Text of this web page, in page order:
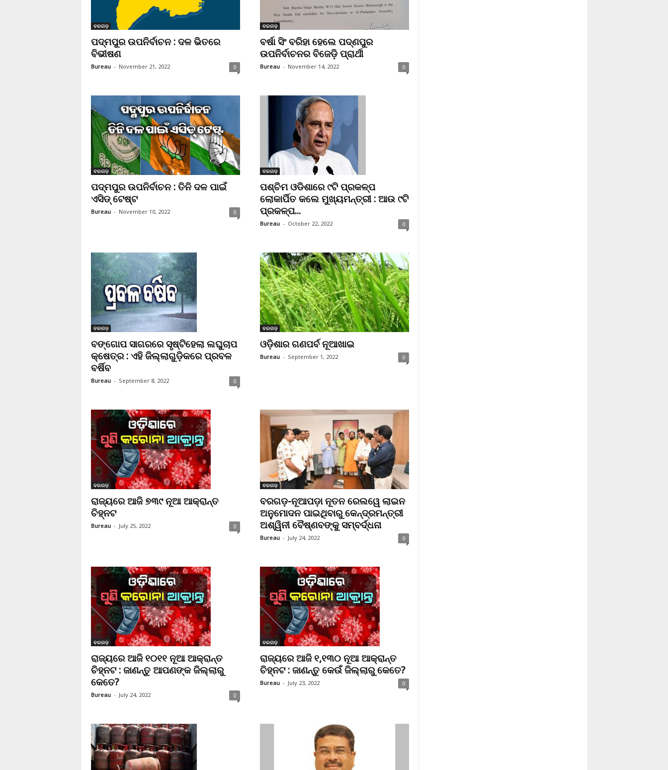
ବରଗଡ଼
ପଦ୍ମପୁର ଉପନିର୍ବାଚନ : ଦଳ ଭିତରେ
ବିଭୀଷଣ
Bureau - November 21, 2022 0
ବରଗଡ଼
ବର୍ଷା ସିଂ ବରିହା ହେଲେ ପଦ୍ଣପୁର
ଉପନିର୍ବାଚନର ବିଜେଡ଼ି ପ୍ରାର୍ଥୀ
Bureau - November 14, 2022 0
ବରଗଡ଼
ପଦ୍ମପୁର ଉପନିର୍ବାଚନ : ତିନି ଦଳ ପାଇଁ
ଏସିଡ୍ ଟେଷ୍ଟ
Bureau - November 10, 2022 0
ବରଗଡ଼
ପଶ୍ଚିମ ଓଡିଶାରେ ୯ଟି ପ୍ରକଳ୍ପ
ଲୋକାର୍ପିତ କଲେ ମୁଖ୍ୟମନ୍ତ୍ରୀ : ଆଉ ୯ଟି
ପ୍ରକଳ୍ପ...
Bureau - October 22, 2022 0
ବରଗଡ଼
ବଙ୍ଗୋପ ସାଗରରେ ସୃଷ୍ଟିହେଲା ଲଘୁଚାପ
କ୍ଷେତ୍ର : ଏହି ଜିଲ୍ଲାଗୁଡ଼ିକରେ ପ୍ରବଳ
ବର୍ଷିବ
Bureau - September 8, 2022 0
ବରଗଡ଼
ଓଡ଼ିଶାର ଗଣପର୍ବ ନୂଆଖାଇ
Bureau - September 1, 2022 0
ବରଗଡ଼
ରାଜ୍ୟରେ ଆଜି ୭୩୯ ନୂଆ ଆକ୍ରାନ୍ତ
ଚିହ୍ନଟ
Bureau - July 25, 2022 0
ବରଗଡ଼
ବରଗଡ଼-ନୂଆପଡ଼ା ନୂତନ ରେଲୱେ ଲାଇନ
ଅନୁମୋଦନ ପାଇଥିବାରୁ କେନ୍ଦ୍ରମନ୍ତ୍ରୀ
ଅଶ୍ୱିନୀ ବୈଷ୍ଣବଙ୍କୁ ସମ୍ବର୍ଦ୍ଧନା
Bureau - July 24, 2022 0
ବରଗଡ଼
ରାଜ୍ୟରେ ଆଜି ୧୦୧୧ ନୂଆ ଆକ୍ରାନ୍ତ
ଚିହ୍ନଟ : ଜାଣନ୍ତୁ ଆପଣଙ୍କ ଜିଲ୍ଲାରୁ
କେତେ?
Bureau - July 24, 2022 0
ବରଗଡ଼
ରାଜ୍ୟରେ ଆଜି ୧,୧୩୦ ନୂଆ ଆକ୍ରାନ୍ତ
ଚିହ୍ନଟ : ଜାଣନ୍ତୁ କେଉଁ ଜିଲ୍ଲାରୁ କେତେ?
Bureau - July 23, 2022 0